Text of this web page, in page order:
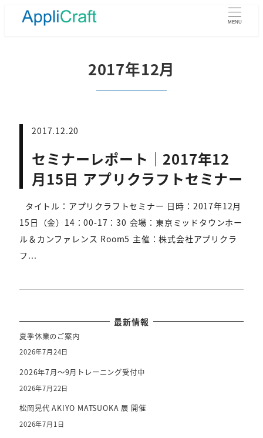
MENU
2017年12月
2017.12.20
セミナーレポート｜2017年12
月15日 アプリクラフトセミナー
タイトル：アプリクラフトセミナー 日時：2017年12月
15日（金）14：00-17：30 会場：東京ミッドタウンホー
ル＆カンファレンス Room5 主催：株式会社アプリクラ
フ...
最新情報
夏季休業のご案内
2026年7月24日
2026年7月～9月トレーニング受付中
2026年7月22日
松岡晃代 AKIYO MATSUOKA 展 開催
2026年7月1日